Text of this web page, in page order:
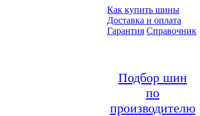
Как купить шины
Доставка и оплата
Гарантия Справочник
Подбор шин
по
производителю